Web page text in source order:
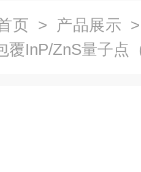
页 > 产品展示
覆InP/ZnS量子点